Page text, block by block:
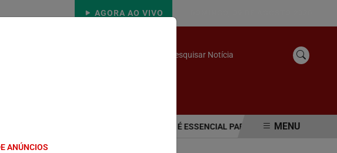
AGORA AO VIVO
Pesquisar Notícia
CONTROLE DO COLESTEROL NA INFÂNCIA É ESSENCIAL PARA EVITAR INFARTO,
MENU
ANÚNCIOS